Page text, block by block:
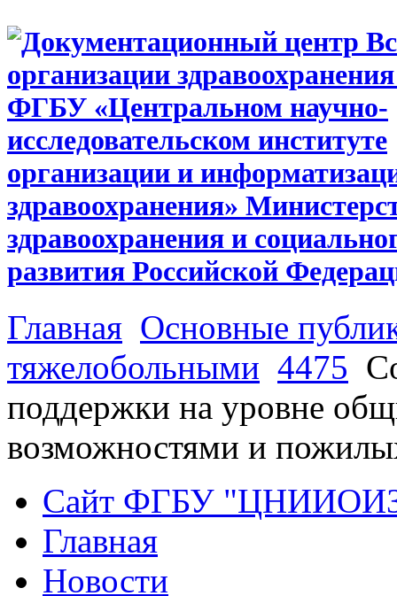
Главная Основные
тяжелобольными 4475
поддержки на уровне
возможностями и
Сайт ФГБУ
Главная
Новости